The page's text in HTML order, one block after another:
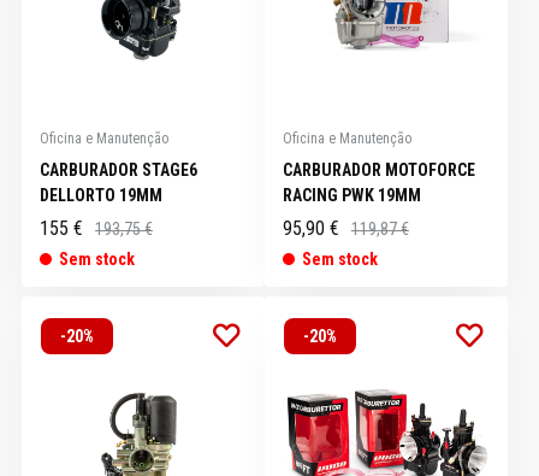
Oficina e Manutenção
CARBURADOR STAGE6
DELLORTO 19MM
155 €
193,75 €
Sem stock
Oficina e Manutenção
CARBURADOR MOTOFORCE
RACING PWK 19MM
95,90 €
119,87 €
Sem stock
-20% -20%